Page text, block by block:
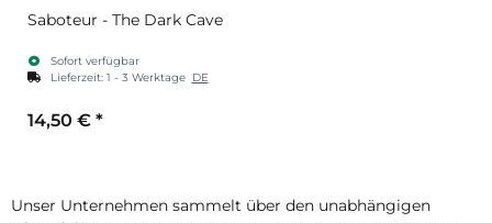
Saboteur - The Dark Cave
Sofort verfügbar
Lieferzeit: 1 - 3 Werktage DE
14,50 € *
Unser Unternehmen sammelt über den unabhängigen